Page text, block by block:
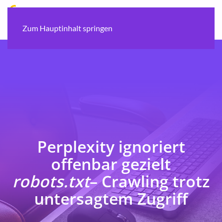
Zum Hauptinhalt springen
Perplexity ignoriert
offenbar gezielt
robots.txt– Crawling trotz
untersagtem Zugriff